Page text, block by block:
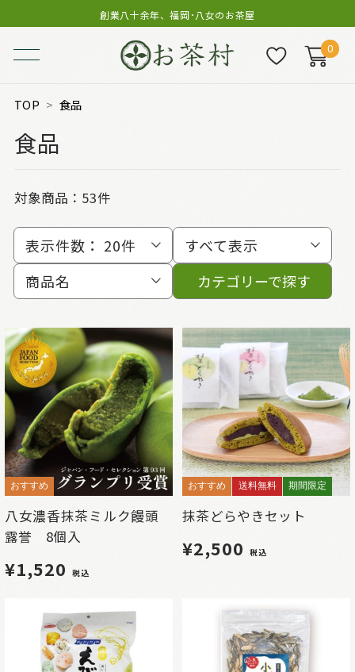
創業八十余年、福岡･八女のお茶屋
0
TOP 食品
食品
対象商品： 53件
表示件数： 20件
すべて表示
商品名
カテゴリーで探す
おすすめ
八女濃香抹茶ミルク饅頭
露誉 8個入
¥1,520 税込
おすすめ 送料無料 期間限定
抹茶どらやきセット
¥2,500 税込